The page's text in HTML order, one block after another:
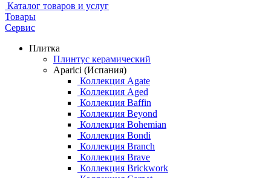
Каталог товаров и услуг
Товары
Сервис
Плитка
Плинтус керамический
Aparici (Испания)
Коллекция Agate
Коллекция Aged
Коллекция Baffin
Коллекция Beyond
Коллекция Bohemian
Коллекция Bondi
Коллекция Branch
Коллекция Brave
Коллекция Brickwork